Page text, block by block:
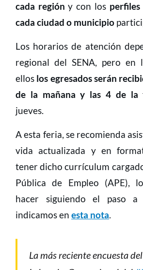
cada región y con los perfiles
cada ciudad o municipio
Los horarios de atención
regional del SENA, pero en
ellos los egresados serán
de la mañana y las 4 de la
jueves.
A esta feria, se recomienda
vida actualizada y en
tener dicho currículum
Pública de Empleo (APE),
hacer siguiendo el paso
indicamos en esta nota.
La más reciente encuesta